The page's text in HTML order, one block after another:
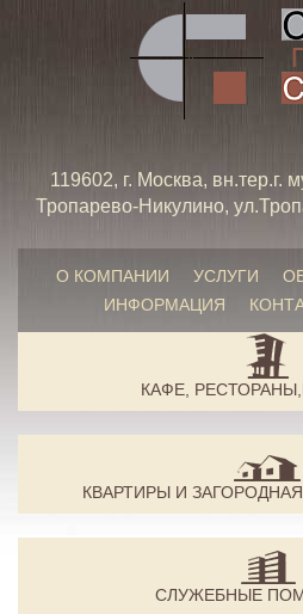
119602, г. Москва, вн.тер.г.
Тропарево-Никулино,
О КОМПАНИИ УСЛУГИ
ИНФОРМАЦИЯ
КАФЕ,
КВАРТИРЫ И
СЛУЖЕБНЫЕ